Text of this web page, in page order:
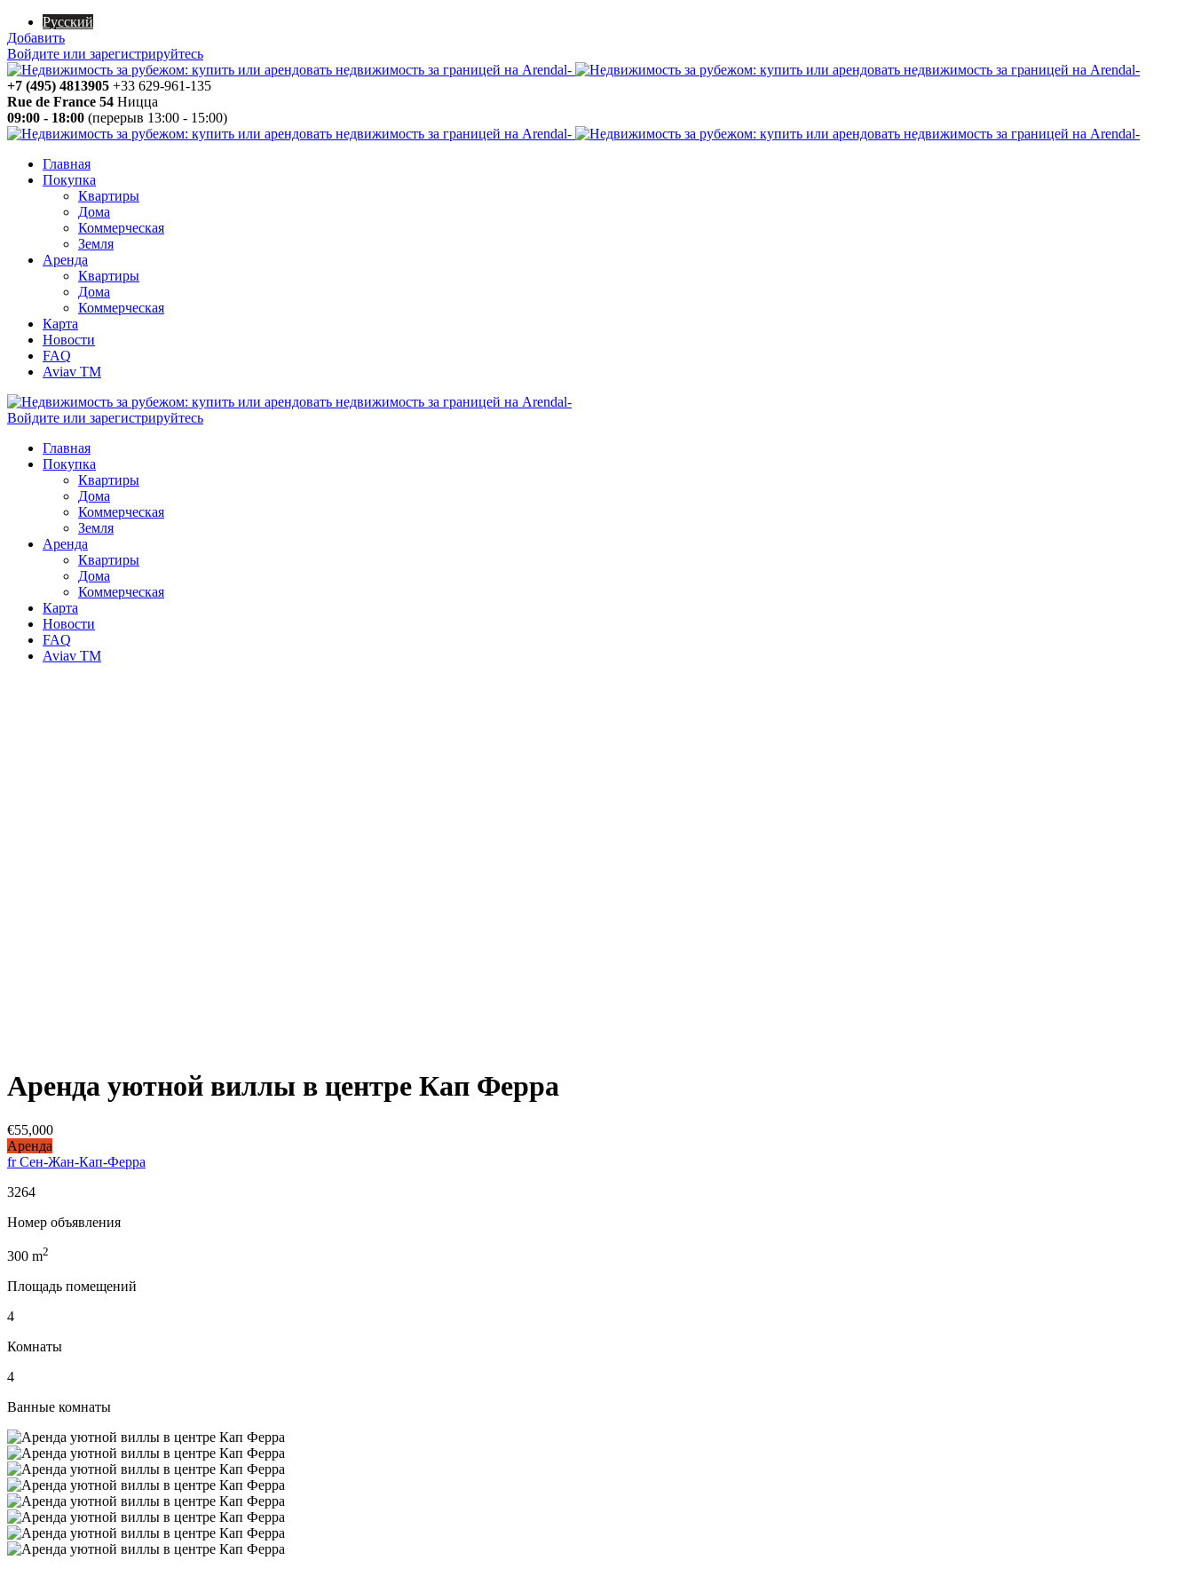
Русский
Добавить
Войдите или зарегистрируйтесь
+7 (495) 4813905 +33 629-961-135
Rue de France 54 Ницца
09:00 - 18:00 (перерыв 13:00 - 15:00)
Главная
Покупка
Квартиры
Дома
Коммерческая
Земля
Аренда
Квартиры
Дома
Коммерческая
Карта
Новости
FAQ
Aviav TM
Войдите или зарегистрируйтесь
Главная
Покупка
Квартиры
Дома
Коммерческая
Земля
Аренда
Квартиры
Дома
Коммерческая
Карта
Новости
FAQ
Aviav TM
Аренда уютной виллы в центре Кап Ферра
€55,000
Аренда
fr Сен-Жан-Кап-Ферра
3264
Номер объявления
300 m2
Площадь помещений
4
Комнаты
4
Ванные комнаты